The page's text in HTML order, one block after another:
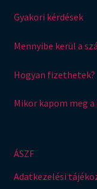
Gyakori kérdések
Mennyibe kerül a
Hogyan fizethetek?
Mikor kapom meg
ÁSZF
Adatkezelési